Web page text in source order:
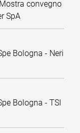
convegno
SpA
Bologna - Neri
Bologna - TSI